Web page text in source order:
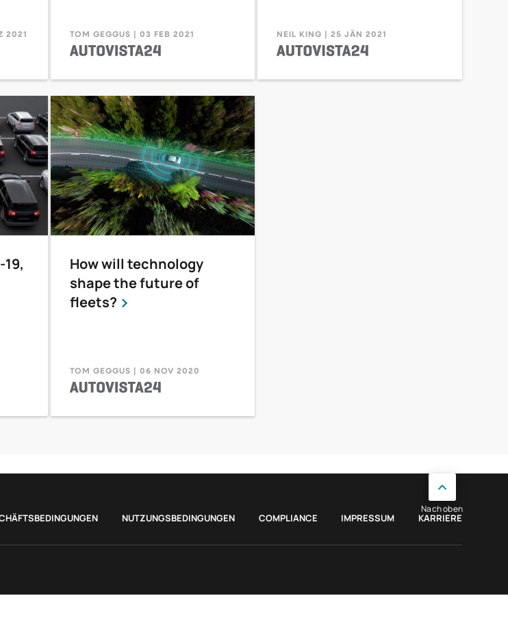
2021 TOM GEGGUS | 03 FEB 2021 NEIL KING | 25 JÄN 2021
How will technology
shape the future of
fleets?
TOM GEGGUS | 06 NOV 2020
NUTZUNGSBEDINGUNGEN COMPLIANCE IMPRESSUM KARRIERE
Nach oben